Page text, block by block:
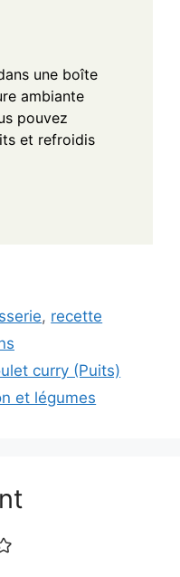
une boîte
ambiante
pouvez
et refroidis
, recette
curry (Puits)
et légumes